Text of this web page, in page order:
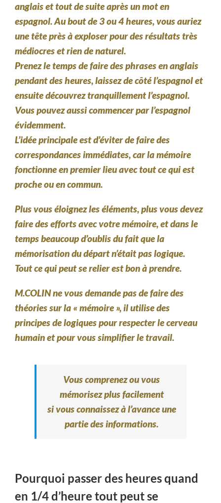
anglais et tout de suite après un mot en
espagnol. Au bout de 3 ou 4 heures, vous auriez
une tête près à exploser pour des résultats très
médiocres et rien de naturel.
Prenez le temps de faire des phrases en anglais
pendant des heures, laissez de côté l’espagnol et
ensuite découvrez tranquillement l’espagnol.
Vous pouvez aussi commencer par l’espagnol
évidemment.
L’idée principale est d’éviter de faire des
correspondances immédiates, car la mémoire
fonctionne en premier lieu avec tout ce qui est
proche ou en commun.
Plus vous éloignez les éléments, plus vous devez
faire des efforts avec votre mémoire, et dans le
temps beaucoup d’oublis du fait que la
mémorisation du départ n’était pas logique.
Tout ce qui peut se relier est bon à prendre.
M.COLIN ne vous demande pas de faire des
théories sur la « mémoire », il utilise des
principes de logiques pour respecter le cerveau
humain et pour vous simplifier le travail.
Vous comprenez ou vous
mémorisez plus facilement
si vous connaissez à l’avance une
partie des informations.
Pourquoi passer des heures quand
en 1/4 d’heure tout peut se